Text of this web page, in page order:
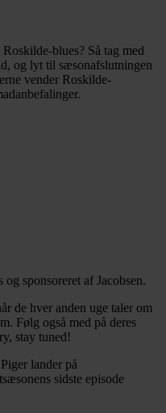
blues? Så tag med
og lyt til sæsonafslutningen
vender Roskilde-
og sponsoreret af Jacobsen.
de hver anden uge taler om
Følg også med på deres
stay tuned!
lander på
sidste episode